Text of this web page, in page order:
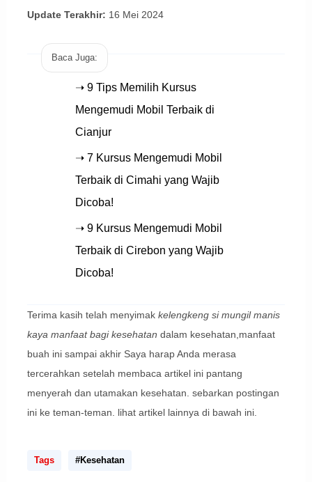
Update Terakhir: 16 Mei 2024
Baca Juga:
➝ 9 Tips Memilih Kursus
Mengemudi Mobil Terbaik di
Cianjur
➝ 7 Kursus Mengemudi Mobil
Terbaik di Cimahi yang Wajib
Dicoba!
➝ 9 Kursus Mengemudi Mobil
Terbaik di Cirebon yang Wajib
Dicoba!
Terima kasih telah menyimak kelengkeng si mungil manis
kaya manfaat bagi kesehatan dalam kesehatan,manfaat
buah ini sampai akhir Saya harap Anda merasa
tercerahkan setelah membaca artikel ini pantang
menyerah dan utamakan kesehatan. sebarkan postingan
ini ke teman-teman. lihat artikel lainnya di bawah ini.
Tags #Kesehatan